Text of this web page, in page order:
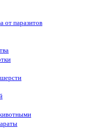
от паразитов